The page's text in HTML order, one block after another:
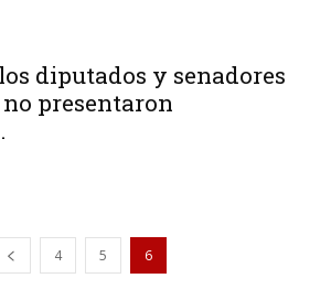
diputados y senadores
presentaron
4 5 6